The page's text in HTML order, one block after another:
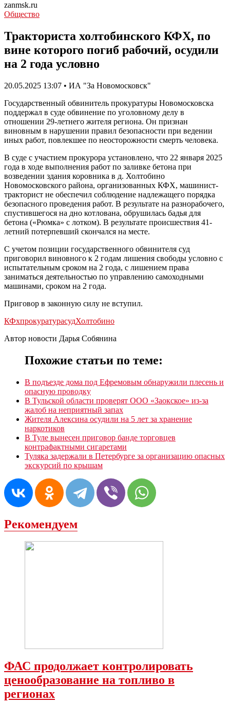
zanmsk.ru
Общество
Тракториста холтобинского КФХ, по
вине которого погиб рабочий, осудили
на 2 года условно
20.05.2025 13:07 • ИА "За Новомосковск"
Государственный обвинитель прокуратуры Новомосковска
поддержал в суде обвинение по уголовному делу в
отношении 29-летнего жителя региона. Он признан
виновным в нарушении правил безопасности при ведении
иных работ, повлекшее по неосторожности смерть человека.
В суде с участием прокурора установлено, что 22 января 2025
года в ходе выполнения работ по заливке бетона при
возведении здания коровника в д. Холтобино
Новомосковского района, организованных КФХ, машинист-
тракторист не обеспечил соблюдение надлежащего порядка
безопасного проведения работ. В результате на разнорабочего,
спустившегося на дно котлована, обрушилась бадья для
бетона («Рюмка» с лотком). В результате происшествия 41-
летний потерпевший скончался на месте.
С учетом позиции государственного обвинителя суд
приговорил виновного к 2 годам лишения свободы условно с
испытательным сроком на 2 года, с лишением права
заниматься деятельностью по управлению самоходными
машинами, сроком на 2 года.
Приговор в законную силу не вступил.
КФхпрокуратурасудХолтобино
Автор новости Дарья Собянина
Похожие статьи по теме:
В подъезде дома под Ефремовым обнаружили плесень и
опасную проводку
В Тульской области проверят ООО «Заокское» из-за
жалоб на неприятный запах
Жителя Алексина осудили на 5 лет за хранение
наркотиков
В Туле вынесен приговор банде торговцев
контрафактными сигаретами
Туляка задержали в Петербурге за организацию опасных
экскурсий по крышам
Рекомендуем
ФАС продолжает контролировать
ценообразование на топливо в
регионах